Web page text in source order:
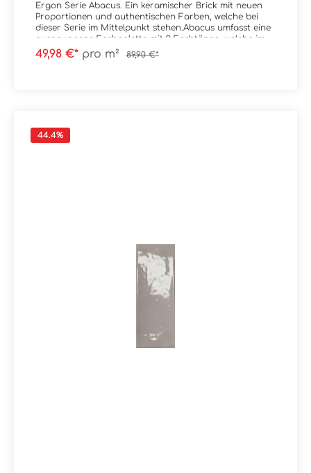
Ergon Serie Abacus. Ein keramischer Brick mit neuen
Proportionen und authentischen Farben, welche bei
dieser Serie im Mittelpunkt stehen.Abacus umfasst eine
ausgewogene Farbpalette mit 9 Farbtönen, welche im
Spektrum von sehr kräftig bis natürlich liegen.
Erhältlich ist die Serie im Format 7,5x20
49,98 €* pro m² 89,90 €*
44.4%